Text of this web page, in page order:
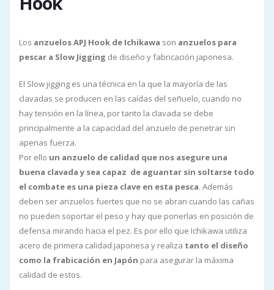
Los anzuelos APJ Hook de Ichikawa son anzuelos para
pescar a Slow Jigging de diseño y fabricación japonesa.
El Slow jigging es una técnica en la que la mayoría de las
clavadas se producen en las caídas del señuelo, cuando no
hay tensión en la línea, por tanto la clavada se debe
principalmente a la capacidad del anzuelo de penetrar sin
apenas fuerza.
Por ello un anzuelo de calidad que nos asegure una
buena clavada y sea capaz de aguantar sin soltarse todo
el combate es una pieza clave en esta pesca. Además
deben ser anzuelos fuertes que no se abran cuando las cañas
no pueden soportar el peso y hay que ponerlas en posición de
defensa mirando hacia el pez. Es por ello que Ichikawa utiliza
acero de primera calidad japonesa y realiza tanto el diseño
como la frabicación en Japón para asegurar la máxima
calidad de estos.